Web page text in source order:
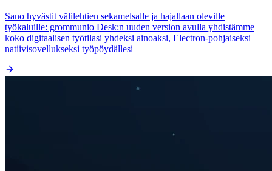
Sano hyvästit välilehtien sekamelsalle ja hajallaan oleville
työkaluille: grommunio Desk:n uuden version avulla yhdistämme
koko digitaalisen työtilasi yhdeksi ainoaksi, Electron-pohjaiseksi
natiivisovellukseksi työpöydällesi